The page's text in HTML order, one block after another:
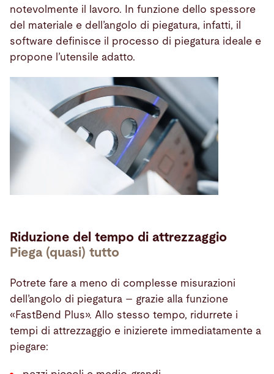
notevolmente il lavoro. In funzione dello spessore
del materiale e dell’angolo di piegatura, infatti, il
software definisce il processo di piegatura ideale e
propone l’utensile adatto.
Riduzione del tempo di attrezzaggio
Piega (quasi) tutto
Potrete fare a meno di complesse misurazioni
dell’angolo di piegatura – grazie alla funzione
«FastBend Plus». Allo stesso tempo, ridurrete i
tempi di attrezzaggio e inizierete immediatamente a
piegare: